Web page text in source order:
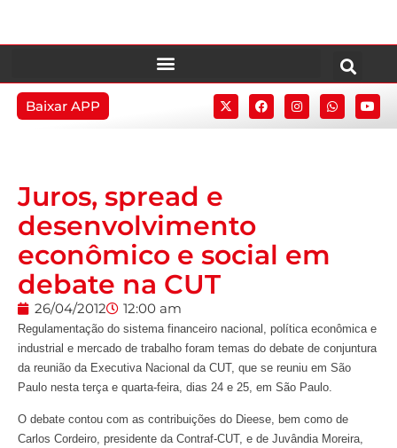
Baixar APP
Juros, spread e
desenvolvimento
econômico e social em
debate na CUT
26/04/2012 12:00 am
Regulamentação do sistema financeiro nacional, política econômica e
industrial e mercado de trabalho foram temas do debate de conjuntura
da reunião da Executiva Nacional da CUT, que se reuniu em São
Paulo nesta terça e quarta-feira, dias 24 e 25, em São Paulo.
O debate contou com as contribuições do Dieese, bem como de
Carlos Cordeiro, presidente da Contraf-CUT, e de Juvândia Moreira,